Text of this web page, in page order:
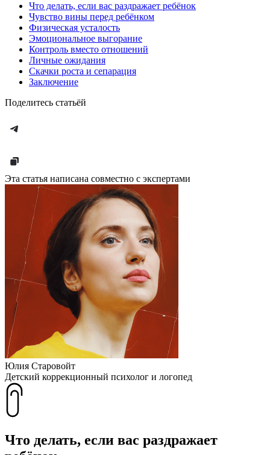
Что делать, если вас раздражает ребёнок
Чувство вины перед ребёнком
Физическая усталость
Эмоциональное выгорание
Контроль вместо отношений
Личные ожидания
Скачки роста и сепарация
Заключение
Поделитесь статьёй
Эта статья написана совместно с экспертами
Юлия Старовойт
Детский коррекционный психолог и логопед
Что делать, если вас раздражает